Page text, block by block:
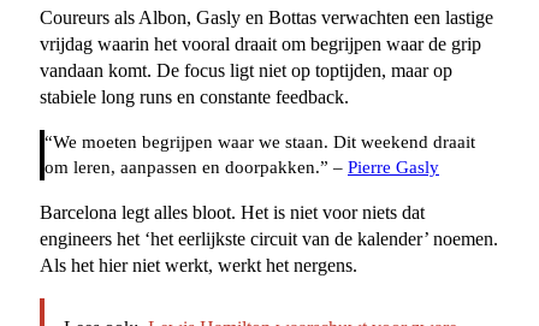
Coureurs als Albon, Gasly en Bottas verwachten een lastige
vrijdag waarin het vooral draait om begrijpen waar de grip
vandaan komt. De focus ligt niet op toptijden, maar op
stabiele long runs en constante feedback.
“We moeten begrijpen waar we staan. Dit weekend draait
om leren, aanpassen en doorpakken.” – Pierre Gasly
Barcelona legt alles bloot. Het is niet voor niets dat
engineers het ‘het eerlijkste circuit van de kalender’ noemen.
Als het hier niet werkt, werkt het nergens.